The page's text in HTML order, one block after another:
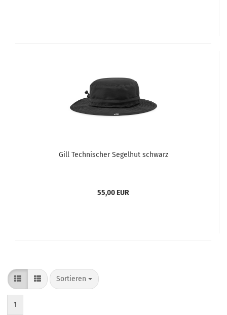
Gill Technischer Segelhut schwarz
55,00 EUR
Sortieren
1